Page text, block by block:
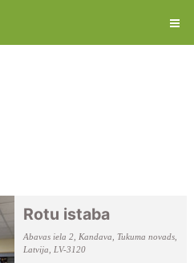
Rotu istaba
Abavas iela 2, Kandava, Tukuma novads,
Latvija, LV-3120